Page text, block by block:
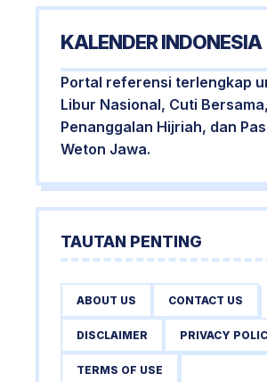
KALENDER INDONESIA
Portal referensi terlengkap
Libur Nasional, Cuti Bersama,
Penanggalan Hijriah, dan
Weton Jawa.
TAUTAN PENTING
ABOUT US CONTACT US
DISCLAIMER PRIVACY
TERMS OF USE